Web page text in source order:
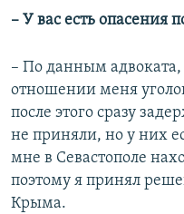
– У вас есть опасения
– По данным адвоката,
отношении меня
после этого сразу
не приняли, но у них
мне в Севастополе
поэтому я принял
Крыма.